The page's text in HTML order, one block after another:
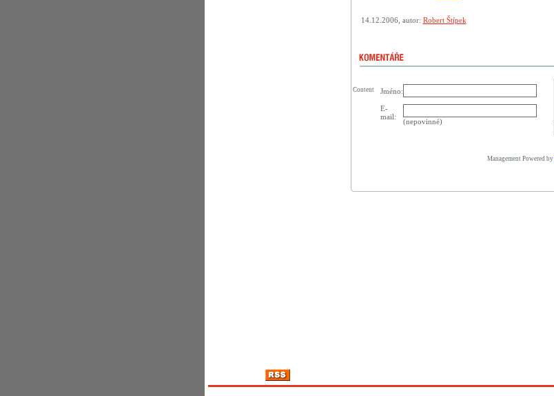
14.12.2006, autor: Robert Štípek
Jméno:
E-
mail:
(nepovinné)
Content
Management Powered by